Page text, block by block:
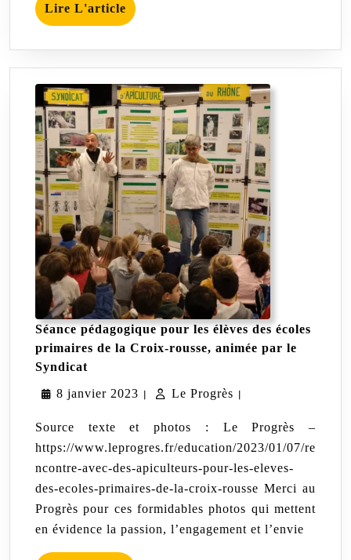
Lire L'article Lire
L'article
Séance pédagogique pour les élèves des écoles
primaires de la Croix-rousse, animée par le
Syndicat
pour
élèves
écoles
primaires
Croix-
rousse,
8 janvier 2023 8| Le Progrès Le
|
Source texte et photos : Le Progrès –
https://www.leprogres.fr/education/2023/01/07/re
ncontre-avec-des-apiculteurs-pour-les-eleves-
des-ecoles-primaires-de-la-croix-rousse Merci au
Progrès pour ces formidables photos qui mettent
en évidence la passion, l’engagement et l’envie